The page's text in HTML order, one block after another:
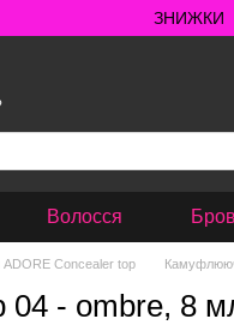
ЗНИЖКИ
Волосся
Concealer top
- ombre, 8